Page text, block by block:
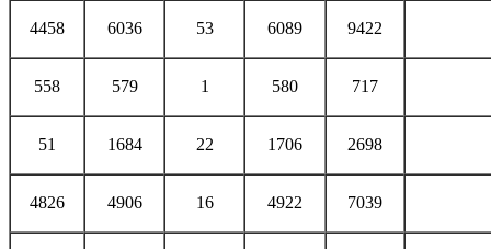
9422
6089
53
6036
4458
717
580
1
579
558
2698
1706
22
1684
51
7039
4922
16
4906
4826